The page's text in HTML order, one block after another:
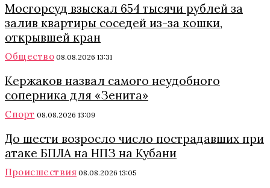
Мосгорсуд взыскал 654 тысячи рублей за
залив квартиры соседей из-за кошки,
открывшей кран
Общество 08.08.2026 13:31
Кержаков назвал самого неудобного
соперника для «Зенита»
Спорт 08.08.2026 13:09
До шести возросло число пострадавших при
атаке БПЛА на НПЗ на Кубани
Происшествия 08.08.2026 13:05